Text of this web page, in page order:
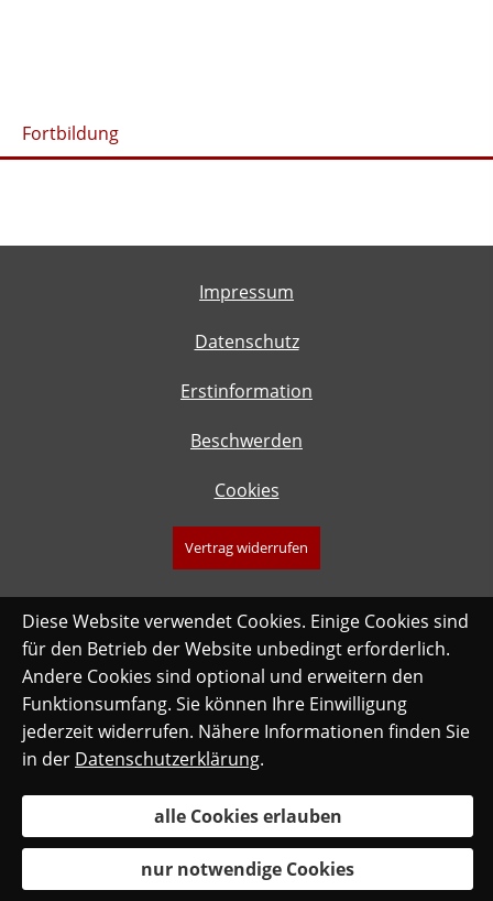
Fortbildung
Impressum
Datenschutz
Erstinformation
Beschwerden
Cookies
Vertrag widerrufen
Diese Website verwendet Cookies. Einige Cookies sind
für den Betrieb der Website unbedingt erforderlich.
Andere Cookies sind optional und erweitern den
Funktionsumfang. Sie können Ihre Einwilligung
jederzeit widerrufen. Nähere Informationen finden Sie
in der Datenschutzerklärung.
alle Cookies erlauben
nur notwendige Cookies